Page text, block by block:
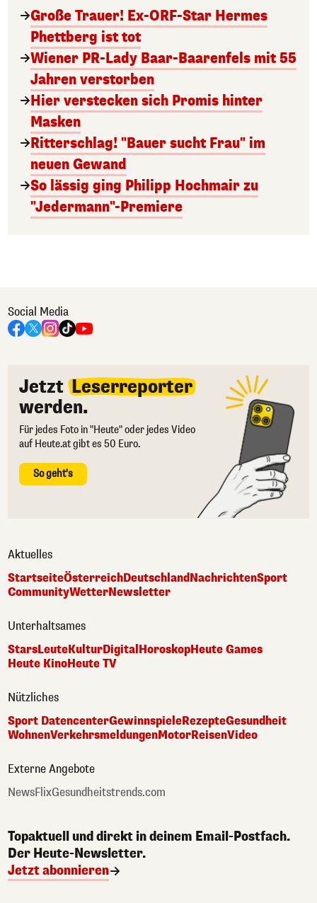
Große Trauer! Ex-ORF-Star Hermes
Phettberg ist tot
Wiener PR-Lady Baar-Baarenfels mit 55
Jahren verstorben
Hier verstecken sich Promis hinter
Masken
Ritterschlag! "Bauer sucht Frau" im
neuen Gewand
So lässig ging Philipp Hochmair zu
"Jedermann"-Premiere
Social Media
Jetzt Leserreporter
werden.
Für jedes Foto in "Heute" oder jedes Video
auf Heute.at gibt es 50 Euro.
So geht's
Aktuelles
StartseiteÖsterreichDeutschlandNachrichtenSport
CommunityWetterNewsletter
Unterhaltsames
StarsLeuteKulturDigital HoroskopHeute Games
Heute KinoHeute TV
Nützliches
Sport DatencenterGewinnspieleRezepteGesundheit
WohnenVerkehrsmeldungenMotorReisenVideo
Externe Angebote
NewsFlixGesundheitstrends.com
Topaktuell und direkt in deinem Email-Postfach.
Der Heute-Newsletter.
Jetzt abonnieren